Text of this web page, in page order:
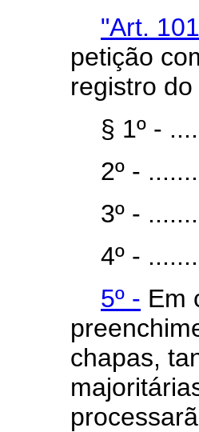
"Art.
petição
registro
§ 1º -
2º -
3º -
4º -
5º - Em
chapas,